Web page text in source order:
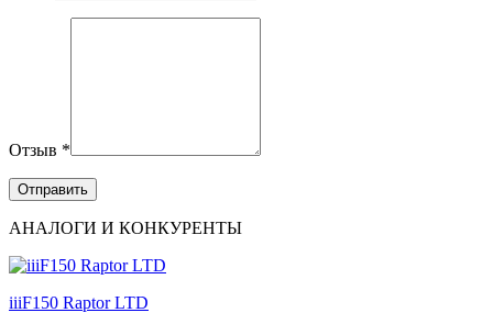
Отзыв *
АНАЛОГИ И КОНКУРЕНТЫ
iiiF150 Raptor LTD